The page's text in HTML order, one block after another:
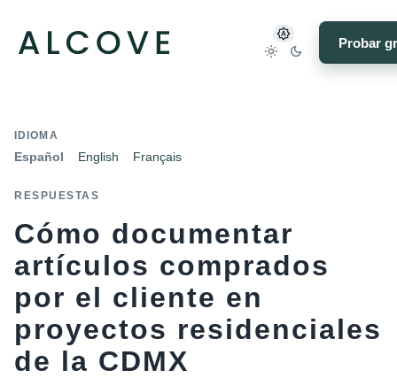
Probar
IDIOMA
Español English Français
RESPUESTAS
Cómo documentar
artículos comprados
por el cliente en
proyectos residenciales
de la CDMX